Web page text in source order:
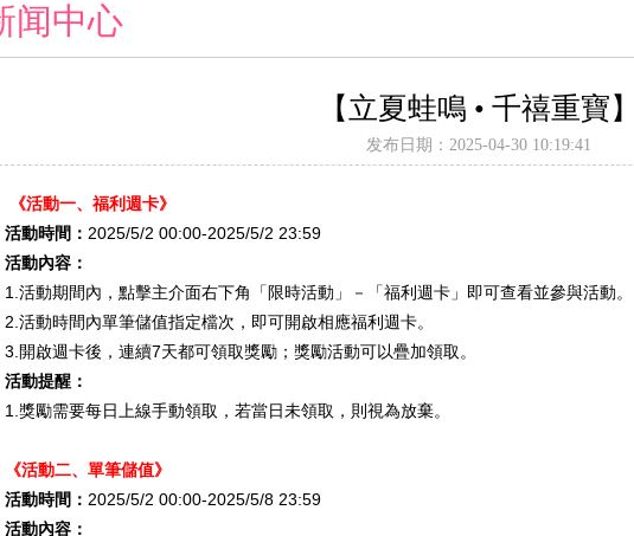
闻中心
【立夏蛙鳴 • 千禧重寶】
发布日期：2025-04-30 10:19:41
《活動一、福利週卡》
活動時間： 2025/5/2 00:00-2025/5/2 23:59
活動內容：
1. 活動期間內，點擊主介面右下角「限時活動」－「福利週卡」即可查看並參與活動。
2. 活動時間內單筆儲值指定檔次，即可開啟相應福利週卡。
3. 開啟週卡後，連續7天都可領取獎勵；獎勵活動可以疊加領取。
活動提醒：
1. 獎勵需要每日上線手動領取，若當日未領取，則視為放棄。
《活動二、單筆儲值》
活動時間： 2025/5/2 00:00-2025/5/8 23:59
活動內容：